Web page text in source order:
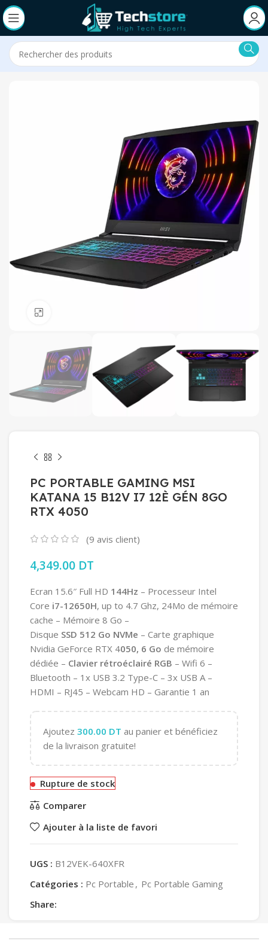
PC PORTABLE GAMING MSI
KATANA 15 B12V I7 12È GÉN 8GO
RTX 4050
(9 avis client)
4,349.00 DT
Ecran 15.6″ Full HD 144Hz – Processeur Intel
Core i7-12650H, up to 4.7 Ghz, 24Mo de mémoire
cache – Mémoire 8 Go –
Disque SSD 512 Go NVMe – Carte graphique
Nvidia GeForce RTX 4050, 6 Go de mémoire
dédiée – Clavier rétroéclairé RGB – Wifi 6 –
Bluetooth – 1x USB 3.2 Type-C – 3x USB A –
HDMI – RJ45 – Webcam HD – Garantie 1 an
Ajoutez 300.00 DT au panier et bénéficiez
de la livraison gratuite!
Rupture de stock
Comparer
Ajouter à la liste de favori
UGS : B12VEK-640XFR
Catégories : Pc Portable , Pc Portable Gaming
Share: